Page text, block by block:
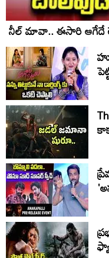
నీల్ మావా.. ఈసారి ఆగేదే